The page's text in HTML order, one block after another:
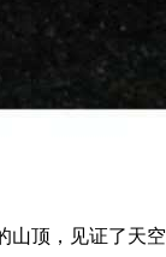
顶，见证了